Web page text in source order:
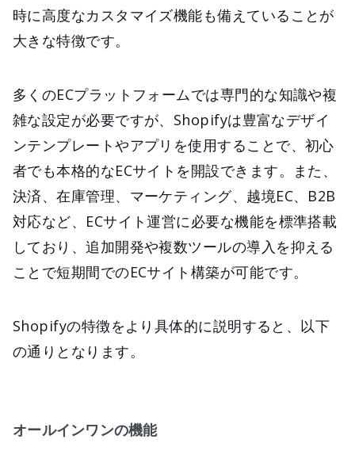
時に高度なカスタマイズ機能も備えていることが
大きな特徴です。
多くのECプラットフォームでは専門的な知識や複
雑な設定が必要ですが、Shopifyは豊富なデザイ
ンテンプレートやアプリを使用することで、初心
者でも本格的なECサイトを開設できます。また、
決済、在庫管理、マーケティング、越境EC、B2B
対応など、ECサイト運営に必要な機能を標準搭載
しており、追加開発や複数ツールの導入を抑える
ことで短期間でのECサイト構築が可能です。
Shopifyの特徴をより具体的に説明すると、以下
の通りとなります。
オールインワンの機能